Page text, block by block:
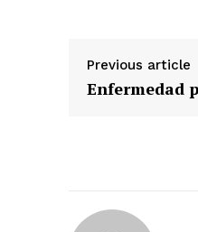
Previous article
Enfermedad